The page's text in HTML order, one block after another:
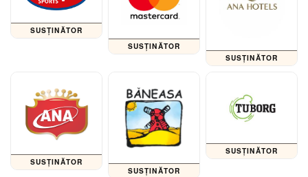
SUSȚINĂTOR
SUSȚINĂTOR
SUSȚINĂTOR
SUSȚINĂTOR
SUSȚINĂTOR
SUSȚINĂTOR